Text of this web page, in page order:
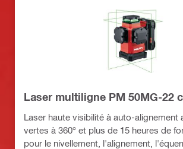
Laser multiligne PM 50MG-22
Laser haute visibilité à auto-alignement
vertes à 360° et plus de 15 heures de
pour le nivellement, l'alignement,